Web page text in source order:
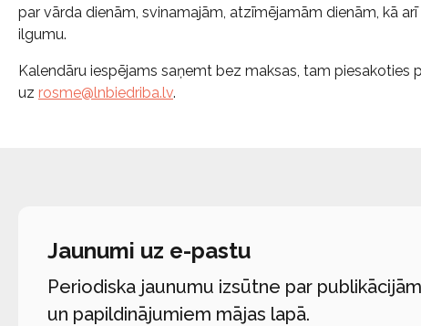
par vārda dienām, svinamajām, atzīmējamām dienām, kā
ilgumu.
Kalendāru iespējams saņemt bez maksas, tam piesakoties
uz rosme@lnbiedriba.lv.
Jaunumi uz e-pastu
Periodiska jaunumu izsūtne par publikācijām
un papildinājumiem mājas lapā.